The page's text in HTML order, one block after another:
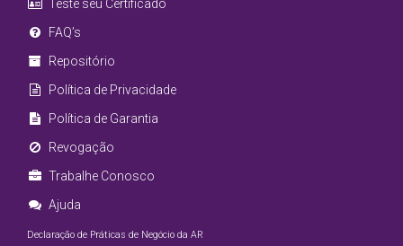
Teste seu Certificado
FAQ’s
Repositório
Política de Privacidade
Política de Garantia
Revogação
Trabalhe Conosco
Ajuda
Declaração de Práticas de Negócio da AR